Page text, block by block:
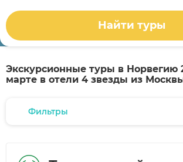
Найти туры
Экскурсионные туры в Норвегию
марте в отели 4 звезды из
Фильтры